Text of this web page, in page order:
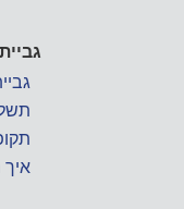
איך